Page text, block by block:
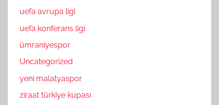
uefa avrupa ligi
uefa konferans ligi
ümraniyespor
Uncategorized
yeni malatyaspor
ziraat türkiye kupası